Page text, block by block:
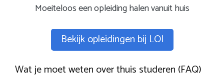
Moeiteloos een opleiding halen vanuit huis
Bekijk opleidingen bij LOI
Wat je moet weten over thuis studeren (FAQ)